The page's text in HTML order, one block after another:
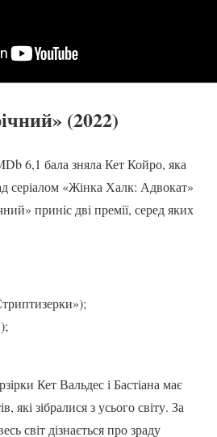
(2022)
6,1 бала зняла Кет Койро, яка
серіалом «Жінка Халк: Адвокат»
приніс дві премії, серед яких
Кет Вальдес і Бастіана має
які зібралися з усього світу. За
світ дізнається про зраду